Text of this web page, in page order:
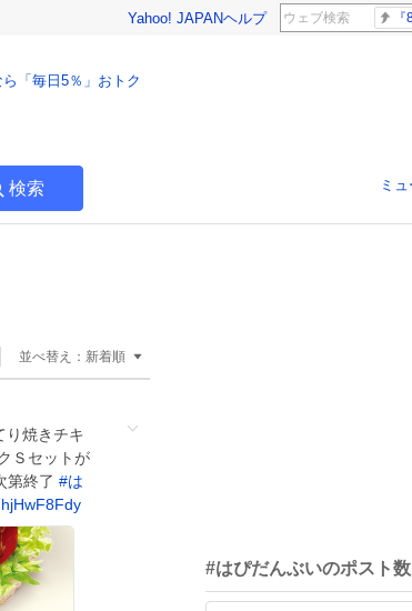
Yahoo! JAPANヘルプ 『
「毎日5％」おトク
検索 ミ
並べ替え： 新着順
り焼きチキ
Ｓセットが
第終了 #は
#はぴだんぶいのポスト